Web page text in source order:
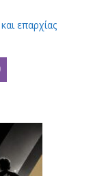
επαρχίας